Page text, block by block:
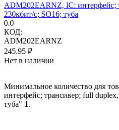
ADM202EARNZ, IC: интерфейс;
230кбит/с; SO16; туба
0.0
КОД:
ADM202EARNZ
245.95 ₽
Нет в наличии
Минимальное количество для
интерфейс; трансивер; full
туба" 1.